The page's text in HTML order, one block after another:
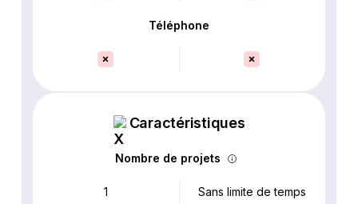
Téléphone
Caractéristiques
Nombre de projets
1 Sans limite de temps